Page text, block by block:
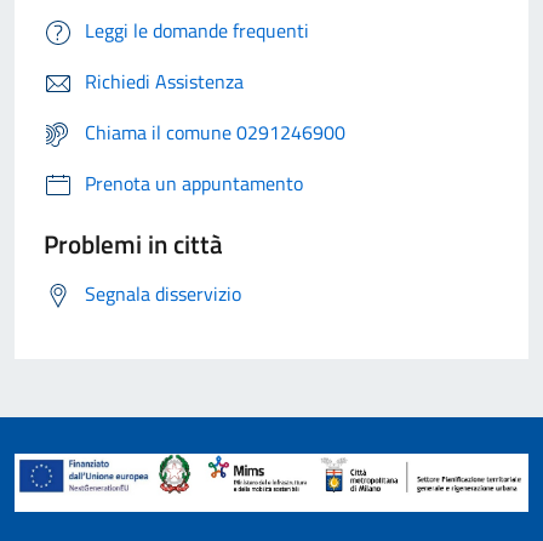
Leggi le domande frequenti
Richiedi Assistenza
Chiama il comune 0291246900
Prenota un appuntamento
Problemi in città
Segnala disservizio